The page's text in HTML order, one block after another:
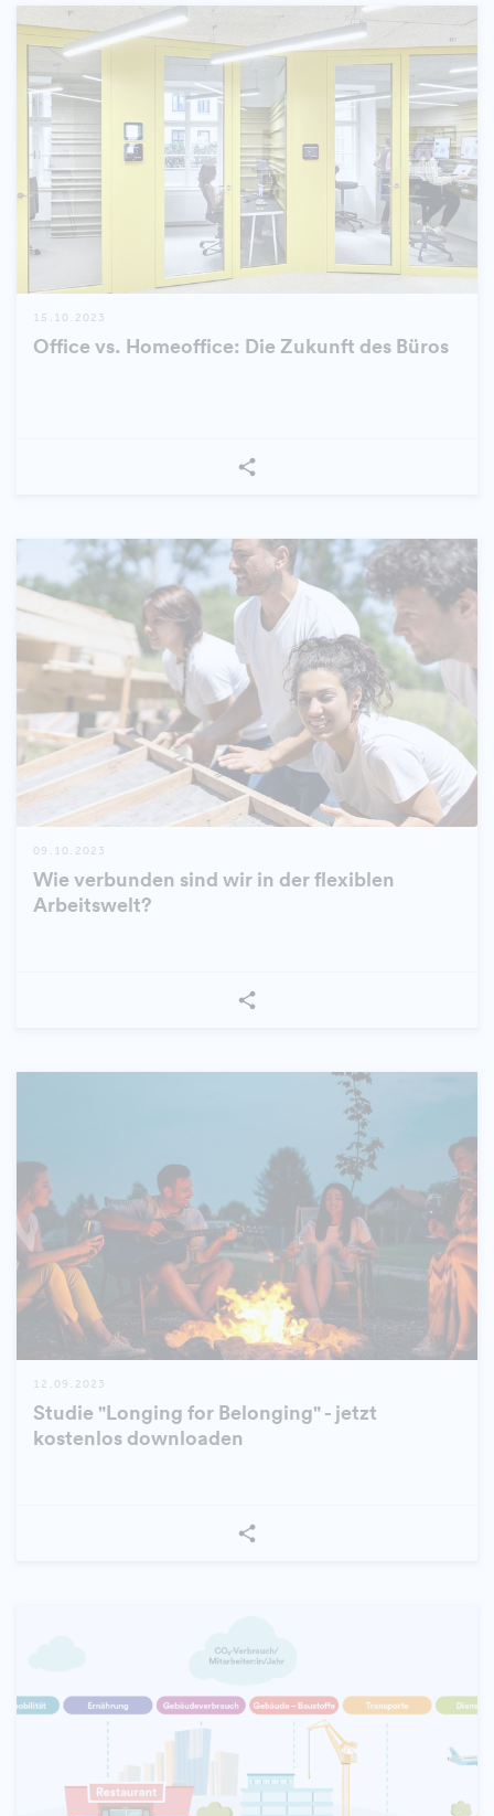
15.10.2023
Office vs. Homeoffice: Die Zukunft des Büros
09.10.2023
Wie verbunden sind wir in der flexiblen
Arbeitswelt?
12.09.2023
Studie "Longing for Belonging" - jetzt
kostenlos downloaden